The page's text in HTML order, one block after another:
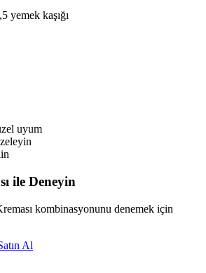
yemek kaşığı
uyum
ile Deneyin
kombinasyonunu denemek için
Al